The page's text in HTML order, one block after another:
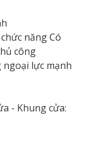
năng Có
công
ngoại lực mạnh
- Khung cửa: